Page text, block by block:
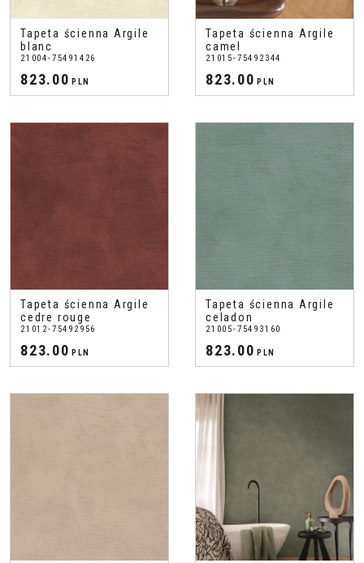
Tapeta ścienna Argile
blanc
21004-75491426
823.00 PLN
Tapeta ścienna Argile
camel
21015-75492344
823.00 PLN
Tapeta ścienna Argile
cedre rouge
21012-75492956
823.00 PLN
Tapeta ścienna Argile
celadon
21005-75493160
823.00 PLN